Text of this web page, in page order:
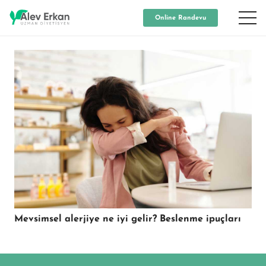
Online Randevu
Mevsimsel alerjiye ne iyi gelir? Beslenme ipuçları